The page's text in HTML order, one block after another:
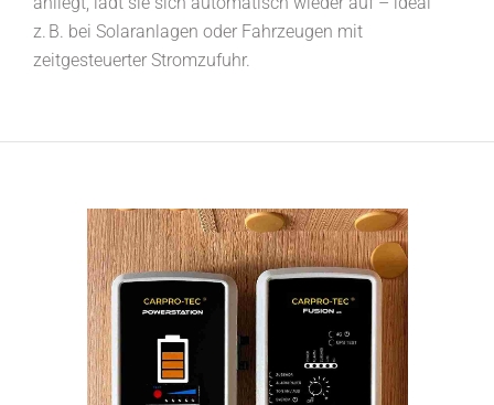
z. B. bei Solaranlagen oder Fahrzeugen mit
zeitgesteuerter Stromzufuhr.